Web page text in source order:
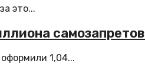
это...
1,04...